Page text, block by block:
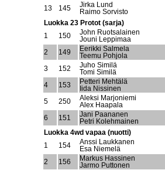
13
145
Jirka Lund
Raimo Sorvisto
Luokka 23 Protot (sarja)
1
150
John Ruotsalainen
Jouni Leppimaa
2
149
Eerikki Salmela
Teemu Pohjola
3
152
Juho Similä
Tomi Similä
4
153
Petteri Mehtälä
Iida Nissinen
5
250
Aleksi Marjoniemi
Alex Haapala
6
151
Jani Paananen
Petri Kolehmainen
Luokka 4wd vapaa (nuotti)
1
154
Anssi Laukkanen
Esa Niemelä
2
156
Markus Hassinen
Jarmo Puttonen